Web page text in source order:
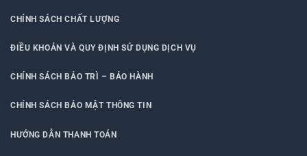
CHÍNH SÁCH CHẤT LƯỢNG
ĐIỀU KHOẢN VÀ QUY ĐỊNH SỬ DỤNG DỊCH VỤ
CHÍNH SÁCH BẢO TRÌ – BẢO HÀNH
CHÍNH SÁCH BẢO MẬT THÔNG TIN
HƯỚNG DẪN THANH TOÁN